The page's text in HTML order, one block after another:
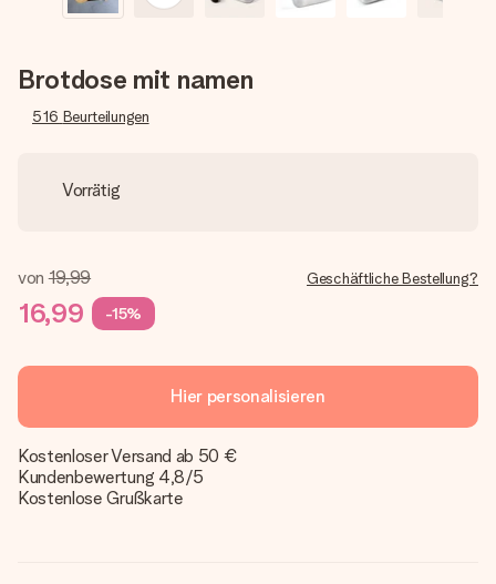
Brotdose mit namen
516 Beurteilungen
Vorrätig
von 19,99
16,99 -15%
Geschäftliche Bestellung?
Hier personalisieren
Kostenloser Versand ab 50 €
Kundenbewertung 4,8/5
Kostenlose Grußkarte